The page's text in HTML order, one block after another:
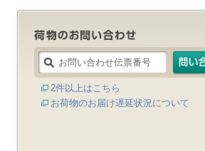
2件以上はこちら
お荷物のお届け遅延状況について